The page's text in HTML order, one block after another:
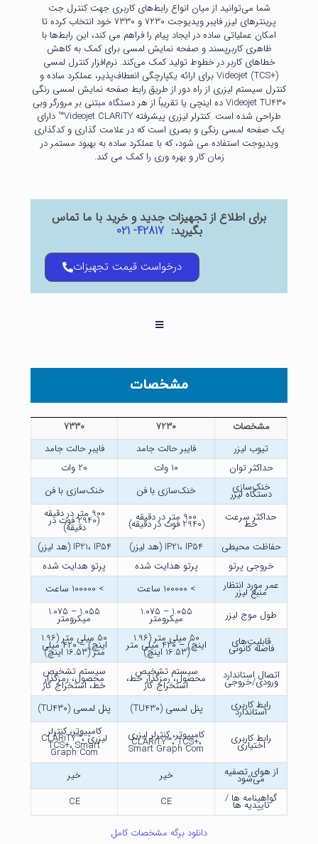
شما می‌توانید از میان انواع رابط‌های کاربری جهت کنترل جت
پرینترهای لیزر فایبر ویدیوجت 7230 و 7330 خود انتخاب کرده تا
امکان عملیاتی ساده در ایجاد پیام را فراهم می کند، این رابط‌ها با
ظاهری کاربرپسند و صفحه نمایش لمسی برای کمک به کاهش
خطاهای کاربر در خطوط تولید کمک می‌کند. نرم‌افزار کنترل لمسی
Videojet (TCS+) برای ارائه یکپارچگی انعطاف‌پذیر، عملکرد ساده و
کنترل سیستم لیزری از راه دور از طریق رابط صفحه نمایش لمسی رنگی
Videojet TU430 ده اینچی یا تقریباً از هر دستگاه مبتنی بر مرورگر وبی
طراحی شده است. کنترلر لیزری پیشرفته Videojet CLARiTY™ دارای
یک صفحه لمسی رنگی و بصری است که در علامت گذاری و کدگذاری
ویدیوجت استفاده می شود، که با عملکرد ساده به بهبود مستمر در
زمان کار و بهره وری را کمک می کند.
برای اطلاع از تجهیزات جدید و خرید با ما تماس
بگیرید: 42817- 021
درخواست قیمت تجهیزات
مشخصات
مشخصات 7230
7330
تیوب لیزر
فایبر حالت جامد
فایبر حالت جامد
حداکثر توان
10 وات
20 وات
خنک‌سازی
دستگاه لیزر خنک‌سازی با فن
خنک‌سازی با فن
حداکثر سرعت
خط 900 متر در دقیقه (2940 فوت در دقیقه)
900 متر در دقیقه
(2940 فوت در
دقیقه)
حفاظت محیطی
IP21، IP54 (هد لیزر)
IP21، IP54 (هد لیزر)
خروجی پرتو
پرتو هدایت شده
پرتو هدایت شده
عمر مورد انتظار
منبع لیزر > 100000 ساعت
> 100000 ساعت
طول موج لیزر
1.055 – 1.075میکرومتر 1.055 – 1.075میکرومتر
قابلیت‌های
فاصله کانونی
50 میلی متر (1.96
اینچ) – 420 میلی متر (16.53 اینچ)
50 میلی متر (1.96
اینچ) – 420 میلی
متر (16.53 اینچ)
اتصال استاندارد
ورودی/خروجی
سیستم تشخیص
محصول، رمزگذار خط،
استخراج گاز
سیستم تشخیص
محصول، رمزگذار
خط، استخراج گاز
رابط کاربری
استاندارد پنل لمسی (TU430)
پنل لمسی (TU430)
رابط کاربری
اختیاری
کامپیوتر، کنترلر لیزری
CLARiTY™، TCS+،
Smart Graph Com
کامپیوتر، کنترلر
لیزری CLARiTY™،
TCS+، Smart
Graph Com
از هوای تصفیه
می‌شود خیر
خیر
گواهینامه ها /
تاییدیه ها CE
CE
دانلود برگه مشخصات کامل